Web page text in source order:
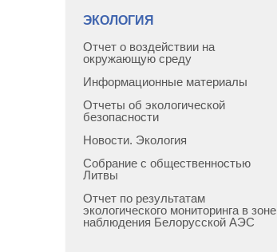
ЭКОЛОГИЯ
Отчет о воздействии на
окружающую среду
Информационные материалы
Отчеты об экологической
безопасности
Новости. Экология
Собрание с общественностью
Литвы
Отчет по результатам
экологического мониторинга в зоне
наблюдения Белорусской АЭС